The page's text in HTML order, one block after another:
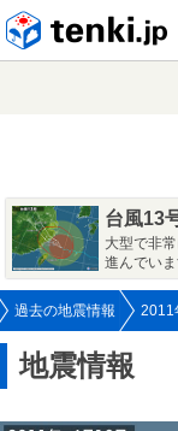
台風13
大型で非
進んでい
過去の地震情報 2011
地震情報